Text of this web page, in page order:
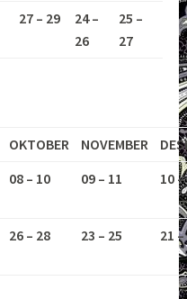
27 – 29
24 –
26
25 –
27
OKTOBER NOVEMBER
08 – 10 09 – 11 10
26 – 28 23 – 25 21